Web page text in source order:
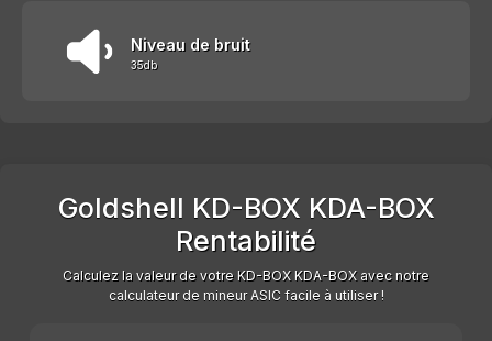
Niveau de bruit
35db
Goldshell KD-BOX KDA-BOX
Rentabilité
Calculez la valeur de votre KD-BOX KDA-BOX avec notre
calculateur de mineur ASIC facile à utiliser !